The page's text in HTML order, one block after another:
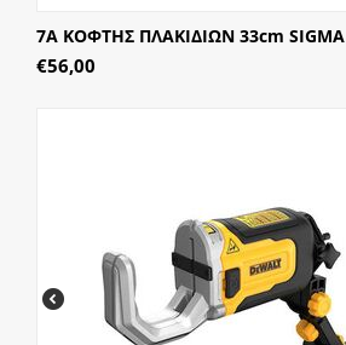
7A ΚΟΦΤΗΣ ΠΛΑΚΙΔΙΩΝ 33cm SIGMA
€56,00